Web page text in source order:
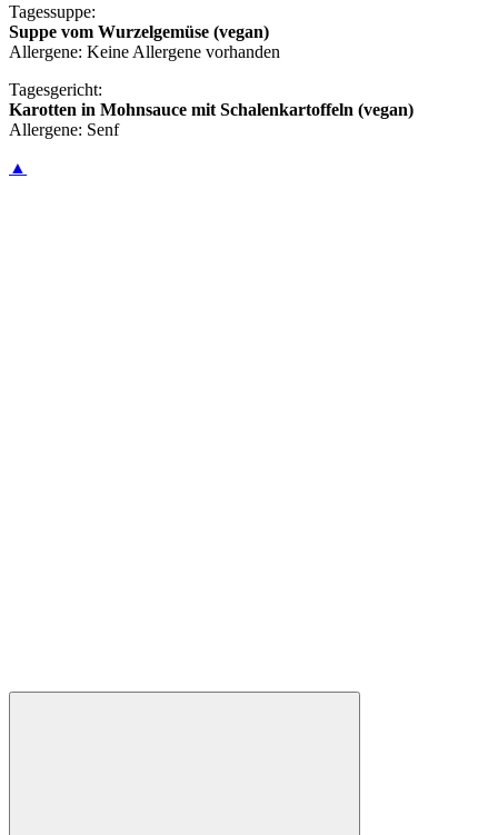
Tagessuppe:
Suppe vom Wurzelgemüse (vegan)
Allergene: Keine Allergene vorhanden
Tagesgericht:
Karotten in Mohnsauce mit Schalenkartoffeln (vegan)
Allergene: Senf
▲